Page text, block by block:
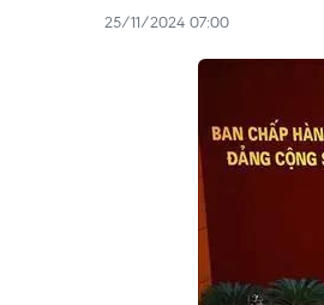
25/11/2024 07:00